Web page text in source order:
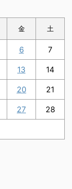
金 土
6 7
13 14
20 21
27 28